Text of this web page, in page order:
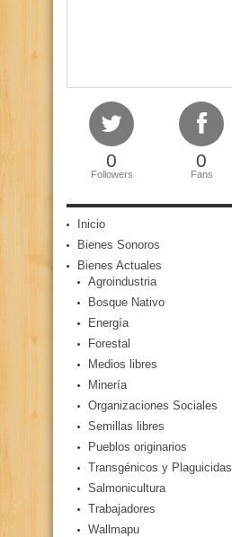
0
Followers
0
Fans
Inicio
Bienes Sonoros
Bienes Actuales
Agroindustria
Bosque Nativo
Energía
Forestal
Medios libres
Minería
Organizaciones Sociales
Semillas libres
Pueblos originarios
Transgénicos y Plaguicidas
Salmonicultura
Trabajadores
Wallmapu